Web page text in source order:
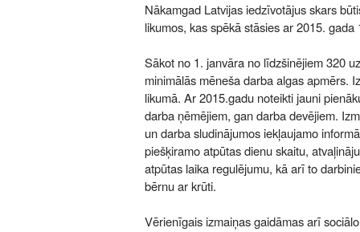
Nākamgad Latvijas iedzīvotājus skars
likumos, kas spēkā stāsies ar 2015. gada
Sākot no 1. janvāra no līdzšinējiem 320
minimālās mēneša darba algas apmērs.
likumā. Ar 2015.gadu noteikti jauni
darba ņēmējiem, gan darba devējiem.
un darba sludinājumos iekļaujamo
piešķiramo atpūtas dienu skaitu,
atpūtas laika regulējumu, kā arī to
bērnu ar krūti.
Vērienīgais izmaiņas gaidāmas arī